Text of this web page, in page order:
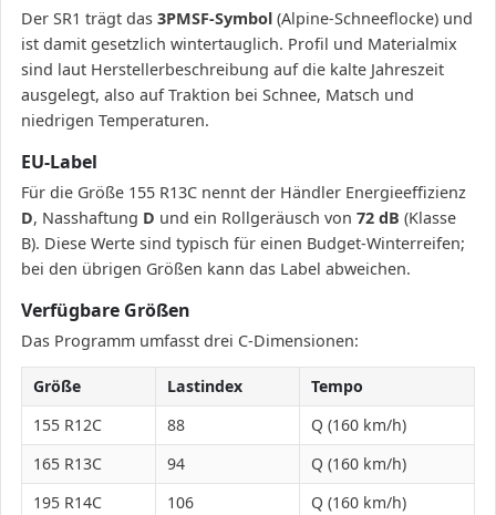
Der SR1 trägt das 3PMSF-Symbol (Alpine-Schneeflocke) und
ist damit gesetzlich wintertauglich. Profil und Materialmix
sind laut Herstellerbeschreibung auf die kalte Jahreszeit
ausgelegt, also auf Traktion bei Schnee, Matsch und
niedrigen Temperaturen.
EU-Label
Für die Größe 155 R13C nennt der Händler Energieeffizienz
D, Nasshaftung D und ein Rollgeräusch von 72 dB (Klasse
B). Diese Werte sind typisch für einen Budget-Winterreifen;
bei den übrigen Größen kann das Label abweichen.
Verfügbare Größen
Das Programm umfasst drei C-Dimensionen:
Größe Lastindex
Tempo
155 R12C
88
Q (160 km/h)
165 R13C
94
Q (160 km/h)
195 R14C
106 Q (160 km/h)